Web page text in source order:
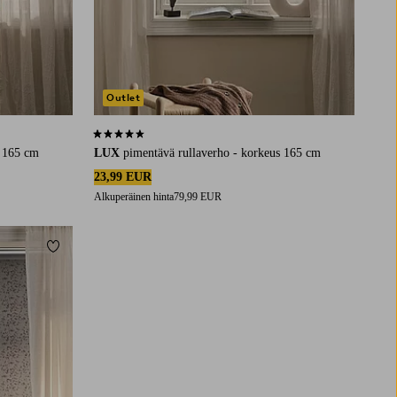
cm
LUX pimentävä rullaverho - korkeus 165 cm
23,99 EUR
Alkuperäinen hinta79,99 EUR
4,3 perustuen 48 arvosanaan
Outlet
Lisää suosikkeihin